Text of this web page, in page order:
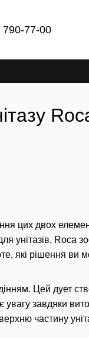
790-77-00
цих двох
унітазів, Roca
які рішення ви
Цей дует
завдяки
частину